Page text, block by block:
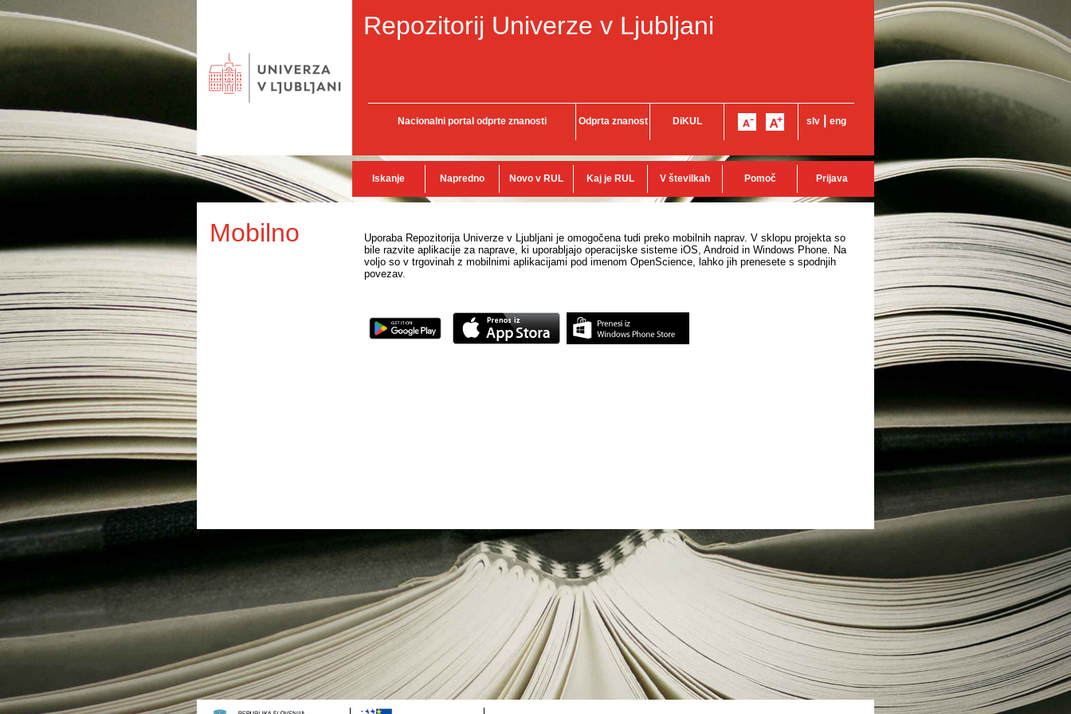
Repozitorij Univerze v Ljubljani
Nacionalni portal odprte znanosti Odprta znanost DiKUL slv eng
Iskanje Napredno Novo v RUL Kaj je RUL V številkah Pomoč Prijava
Mobilno
Uporaba Repozitorija Univerze v Ljubljani je omogočena tudi preko mobilnih naprav. V sklopu projekta so
bile razvite aplikacije za naprave, ki uporabljajo operacijske sisteme iOS, Android in Windows Phone. Na
voljo so v trgovinah z mobilnimi aplikacijami pod imenom OpenScience, lahko jih prenesete s spodnjih
povezav.